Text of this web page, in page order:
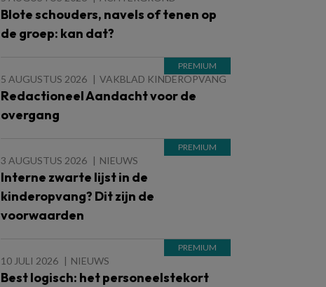
Blote schouders, navels of tenen op
de groep: kan dat?
5 AUGUSTUS 2026 VAKBLAD KINDEROPVANG
Redactioneel Aandacht voor de
overgang
3 AUGUSTUS 2026 NIEUWS
Interne zwarte lijst in de
kinderopvang? Dit zijn de
voorwaarden
10 JULI 2026 NIEUWS
Best logisch: het personeelstekort